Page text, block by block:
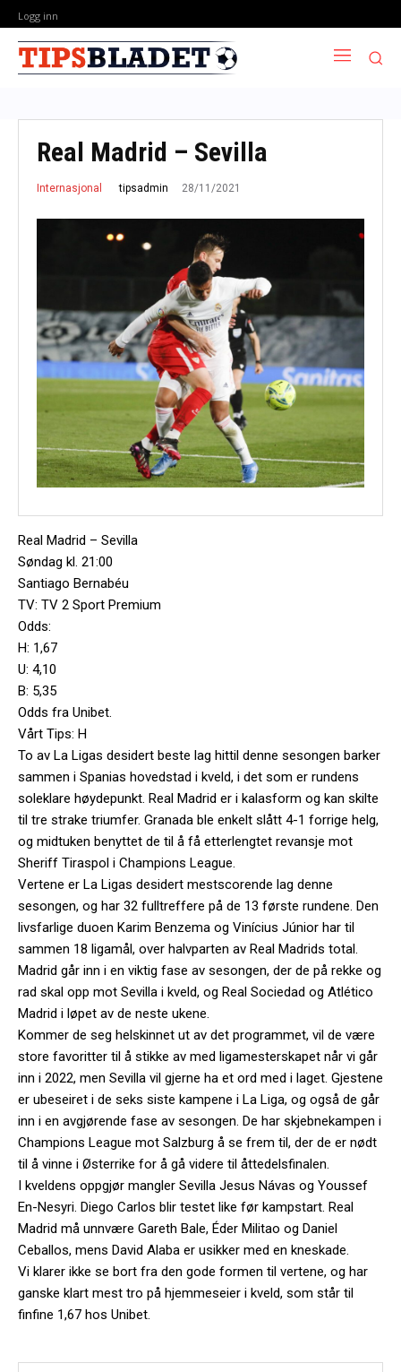
Logg inn
Real Madrid – Sevilla
Internasjonal tipsadmin 28/11/2021
Real Madrid – Sevilla
Søndag kl. 21:00
Santiago Bernabéu
TV: TV 2 Sport Premium
Odds:
H: 1,67
U: 4,10
B: 5,35
Odds fra Unibet.
Vårt Tips: H
To av La Ligas desidert beste lag hittil denne sesongen barker
sammen i Spanias hovedstad i kveld, i det som er rundens
soleklare høydepunkt. Real Madrid er i kalasform og kan skilte
til tre strake triumfer. Granada ble enkelt slått 4-1 forrige helg,
og midtuken benyttet de til å få etterlengtet revansje mot
Sheriff Tiraspol i Champions League.
Vertene er La Ligas desidert mestscorende lag denne
sesongen, og har 32 fulltreffere på de 13 første rundene. Den
livsfarlige duoen Karim Benzema og Vinícius Júnior har til
sammen 18 ligamål, over halvparten av Real Madrids total.
Madrid går inn i en viktig fase av sesongen, der de på rekke og
rad skal opp mot Sevilla i kveld, og Real Sociedad og Atlético
Madrid i løpet av de neste ukene.
Kommer de seg helskinnet ut av det programmet, vil de være
store favoritter til å stikke av med ligamesterskapet når vi går
inn i 2022, men Sevilla vil gjerne ha et ord med i laget. Gjestene
er ubeseiret i de seks siste kampene i La Liga, og også de går
inn i en avgjørende fase av sesongen. De har skjebnekampen i
Champions League mot Salzburg å se frem til, der de er nødt
til å vinne i Østerrike for å gå videre til åttedelsfinalen.
I kveldens oppgjør mangler Sevilla Jesus Návas og Youssef
En-Nesyri. Diego Carlos blir testet like før kampstart. Real
Madrid må unnvære Gareth Bale, Éder Militao og Daniel
Ceballos, mens David Alaba er usikker med en kneskade.
Vi klarer ikke se bort fra den gode formen til vertene, og har
ganske klart mest tro på hjemmeseier i kveld, som står til
finfine 1,67 hos Unibet.